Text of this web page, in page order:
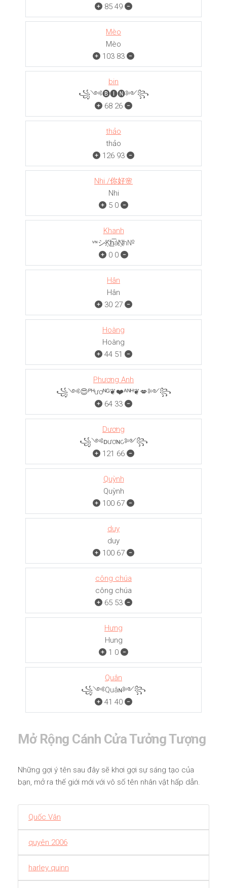
85 49
Mèo
Mèo
103 83
bin
꧁༺🅑🅘🅝༻꧂
68 26
thảo
thảo
126 93
Nhi /你好🌸
Nhi
5 0
Khanh
ᵛᶰシK҉h̲̅áN҉h№
0 0
Hân
Hân
30 27
Hoàng
Hoàng
44 51
Phương Anh
꧁༺😍ᴾᴴươᴺᴳ❦❤️ᴬᴺᴴ❦💋༻꧂
64 33
Dương
꧁༺ᴅươɴԍ༻꧂
121 66
Quỳnh
Quỳnh
100 67
duy
duy
100 67
công chúa
công chúa
65 53
Hưng
Hung
1 0
Quân
꧁༺Quâɴ༻꧂
41 40
Mở Rộng Cánh Cửa Tưởng Tượng
Những gợi ý tên sau đây sẽ khơi gợi sự sáng tạo của
bạn, mở ra thế giới mới với vô số tên nhân vật hấp dẫn.
Quốc Vân
quyên 2006
harley quinn